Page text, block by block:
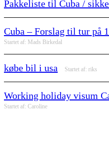
Pakkeliste til Cuba /
Cuba – Forslag til tur på
Startet af: Mads Birkedal
købe bil i usa Startet af: riks
Working holiday visum
Startet af: Caroline